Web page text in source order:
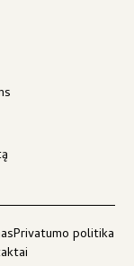
Privatumo politika